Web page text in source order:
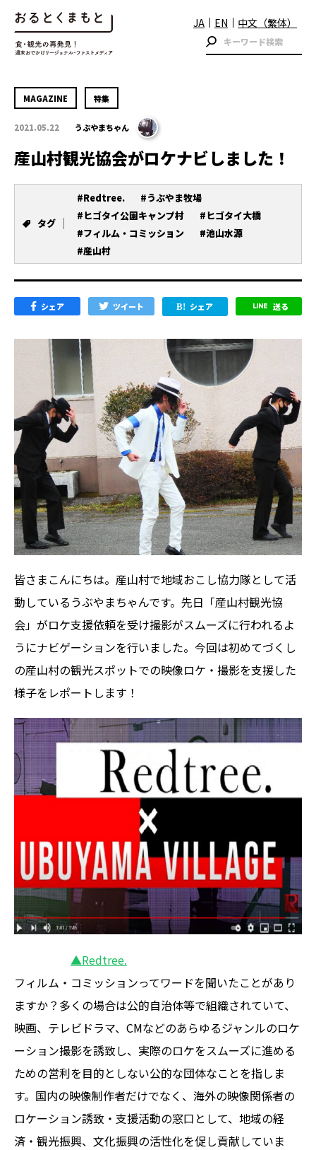
JA EN 中文（繁体）
MAGAZINE 特集
2021.05.22 うぶやまちゃん
産山村観光協会がロケナビしました！
タグ
#Redtree.
#うぶやま牧場
#ヒゴタイ公園キャンプ村
#ヒゴタイ大橋
#フィルム・コミッション
#池山水源
#産山村
シェア ツイート シェア 送る
皆さまこんにちは。産山村で地域おこし協力隊として活
動しているうぶやまちゃんです。先日「産山村観光協
会」がロケ支援依頼を受け撮影がスムーズに行われるよ
うにナビゲーションを行いました。今回は初めてづくし
の産山村の観光スポットでの映像ロケ・撮影を支援した
様子をレポートします！
▲Redtree.
フィルム・コミッションってワードを聞いたことがあり
ますか？多くの場合は公的自治体等で組織されていて、
映画、テレビドラマ、CMなどのあらゆるジャンルのロケ
ーション撮影を誘致し、実際のロケをスムーズに進める
ための営利を目的としない公的な団体なことを指しま
す。国内の映像制作者だけでなく、海外の映像関係者の
ロケーション誘致・支援活動の窓口として、地域の経
済・観光振興、文化振興の活性化を促し貢献していま